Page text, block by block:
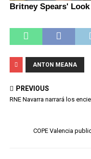
ANTON MEANA
PREVIOUS
RNE Navarra narrará los
COPE Valencia